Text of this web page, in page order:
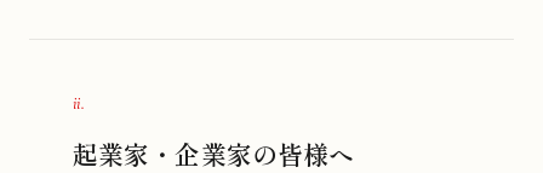
ii.
起業家・企業家の皆様へ